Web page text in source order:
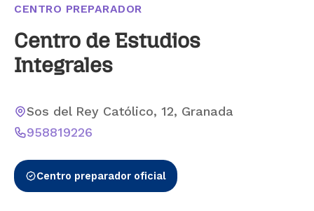
CENTRO PREPARADOR
Centro de Estudios
Integrales
Sos del Rey Católico, 12, Granada
958819226
Centro preparador oficial